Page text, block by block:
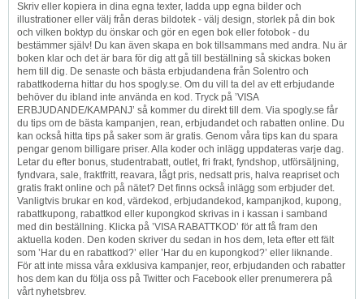
Skriv eller kopiera in dina egna texter, ladda upp egna bilder och
illustrationer eller välj från deras bildotek - välj design, storlek på din bok
och vilken boktyp du önskar och gör en egen bok eller fotobok - du
bestämmer själv! Du kan även skapa en bok tillsammans med andra. Nu är
boken klar och det är bara för dig att gå till beställning så skickas boken
hem till dig. De senaste och bästa erbjudandena från Solentro och
rabattkoderna hittar du hos spogly.se. Om du vill ta del av ett erbjudande
behöver du ibland inte använda en kod. Tryck på ’VISA
ERBJUDANDE/KAMPANJ’ så kommer du direkt till dem. Via spogly.se får
du tips om de bästa kampanjen, rean, erbjudandet och rabatten online. Du
kan också hitta tips på saker som är gratis. Genom våra tips kan du spara
pengar genom billigare priser. Alla koder och inlägg uppdateras varje dag.
Letar du efter bonus, studentrabatt, outlet, fri frakt, fyndshop, utförsäljning,
fyndvara, sale, fraktfritt, reavara, lågt pris, nedsatt pris, halva reapriset och
gratis frakt online och på nätet? Det finns också inlägg som erbjuder det.
Vanligtvis brukar en kod, värdekod, erbjudandekod, kampanjkod, kupong,
rabattkupong, rabattkod eller kupongkod skrivas in i kassan i samband
med din beställning. Klicka på ’VISA RABATTKOD’ för att få fram den
aktuella koden. Den koden skriver du sedan in hos dem, leta efter ett fält
som ’Har du en rabattkod?’ eller ’Har du en kupongkod?’ eller liknande.
För att inte missa våra exklusiva kampanjer, reor, erbjudanden och rabatter
hos dem kan du följa oss på Twitter och Facebook eller prenumerera på
vårt nyhetsbrev.